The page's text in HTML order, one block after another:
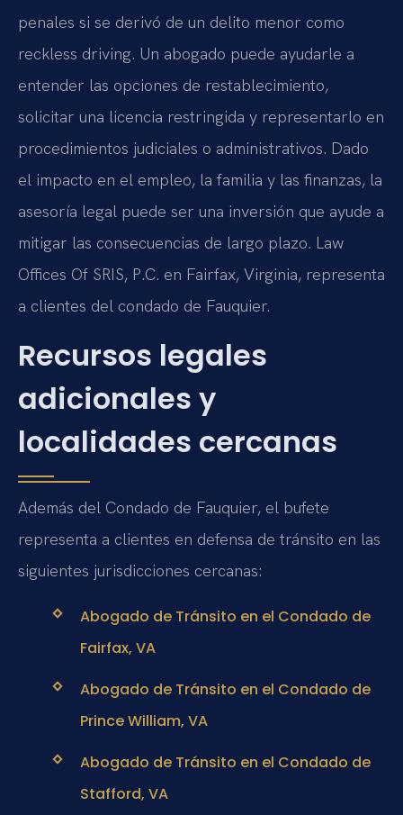
penales si se derivó de un delito menor como
reckless driving. Un abogado puede ayudarle a
entender las opciones de restablecimiento,
solicitar una licencia restringida y representarlo en
procedimientos judiciales o administrativos. Dado
el impacto en el empleo, la familia y las finanzas, la
asesoría legal puede ser una inversión que ayude a
mitigar las consecuencias de largo plazo. Law
Offices Of SRIS, P.C. en Fairfax, Virginia, representa
a clientes del condado de Fauquier.
Recursos legales
adicionales y
localidades cercanas
Además del Condado de Fauquier, el bufete
representa a clientes en defensa de tránsito en las
siguientes jurisdicciones cercanas:
Abogado de Tránsito en el Condado de
Fairfax, VA
Abogado de Tránsito en el Condado de
Prince William, VA
Abogado de Tránsito en el Condado de
Stafford, VA